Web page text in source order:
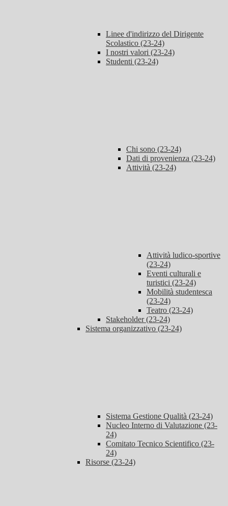
Linee d'indirizzo del Dirigente
Scolastico (23-24)
I nostri valori (23-24)
Studenti (23-24)
Chi sono (23-24)
Dati di provenienza (23-24)
Attività (23-24)
Attività ludico-sportive
(23-24)
Eventi culturali e
turistici (23-24)
Mobilità studentesca
(23-24)
Teatro (23-24)
Stakeholder (23-24)
Sistema organizzativo (23-24)
Sistema Gestione Qualità (23-24)
Nucleo Interno di Valutazione (23-
24)
Comitato Tecnico Scientifico (23-
24)
Risorse (23-24)